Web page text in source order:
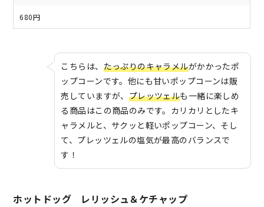
680円
こちらは、 たっぷりのキャラメルがかかったポ
ップコーンです。他にも甘いポップコーンは販
売していますが、 プレッツェルも一緒に楽しめ
る商品はこの商品のみです。カリカリとしたキ
ャラメルと、サクッと軽いポップコーン、そし
て、プレッツェルの塩気が最高のバランスで
す！
ホットドッグ レリッシュ＆ケチャップ